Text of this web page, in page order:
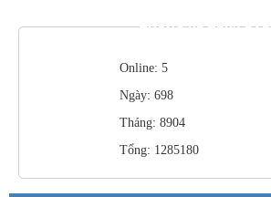
THỐNG KÊ TRUY CẬP
Online: 5
Ngày: 698
Tháng: 8904
Tổng: 1285180